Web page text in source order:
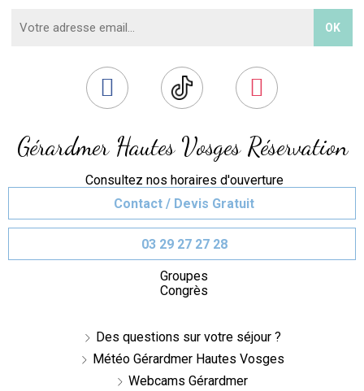
Gérardmer Hautes Vosges Réservation
Consultez nos horaires d'ouverture
Contact / Devis Gratuit
03 29 27 27 28
Groupes
Congrès
Des questions sur votre séjour ?
Météo Gérardmer Hautes Vosges
Webcams Gérardmer